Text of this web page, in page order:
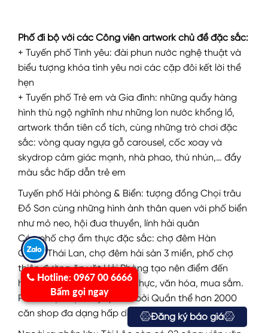
Phố đi bộ với các Công viên artwork chủ đề đặc sắc:
+ Tuyến phố Tình yêu: đài phun nước nghệ thuật và
biểu tượng khóa tình yêu nơi các cặp đôi kết lời thề
hẹn
+ Tuyến phố Trẻ em và Gia đình: những quầy hàng
hình thù ngộ nghĩnh như những lon nước khổng lồ,
artwork thần tiên cổ tích, cùng những trò chơi đặc
sắc: vòng quay ngựa gỗ carousel, cốc xoay và
skydrop cảm giác mạnh, nhà phao, thú nhún,… đầy
màu sắc hấp dẫn trẻ em
Tuyến phố Hải phòng & Biển: tượng đồng Chọi trâu
Đồ Sơn cùng những hình ảnh thân quen với phố biển
như mỏ neo, hội đua thuyền, lính hải quân
Các phố chợ ẩm thực đặc sắc: chợ đêm Hàn
Quốc/Thái Lan, chợ đêm hải sản 3 miền, phố chợ
thiên đường ăn vặt Hải Phòng tạo nên điểm đến
hàng đầu miền Bắc về ẩm thực, văn hóa, mua sắm.
Phố đi bộ được vây quanh bởi Quần thể hơn 2000
căn shop đa dạng hấp dẫn
Hotline: 0967 00 6666
Bấm gọi ngay
Đăng ký báo giá